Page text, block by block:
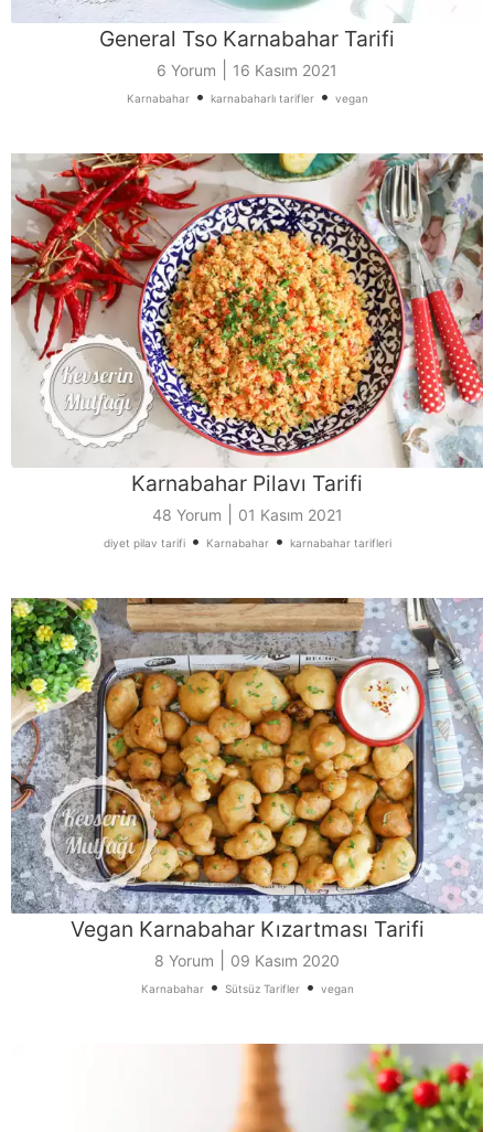
General Tso Karnabahar Tarifi
6 Yorum 16 Kasım 2021
Karnabahar• karnabaharlı tarifler• vegan
Karnabahar Pilavı Tarifi
48 Yorum 01 Kasım 2021
diyet pilav tarifi• Karnabahar• karnabahar tarifleri
Vegan Karnabahar Kızartması Tarifi
8 Yorum 09 Kasım 2020
Karnabahar• Sütsüz Tarifler• vegan